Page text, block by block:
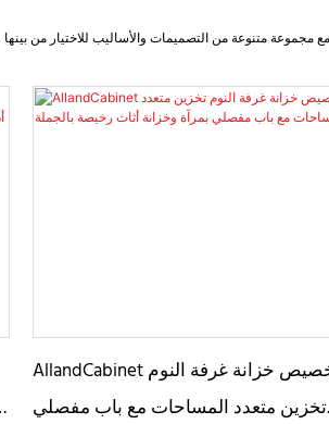
AllandCabinet تخصيص خزانة غرفة النوم
تخزين متعدد المساحات مع باب مفصلي